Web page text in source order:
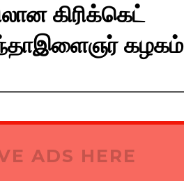
கிரிக்கெட்
கழகம்
ADS HERE